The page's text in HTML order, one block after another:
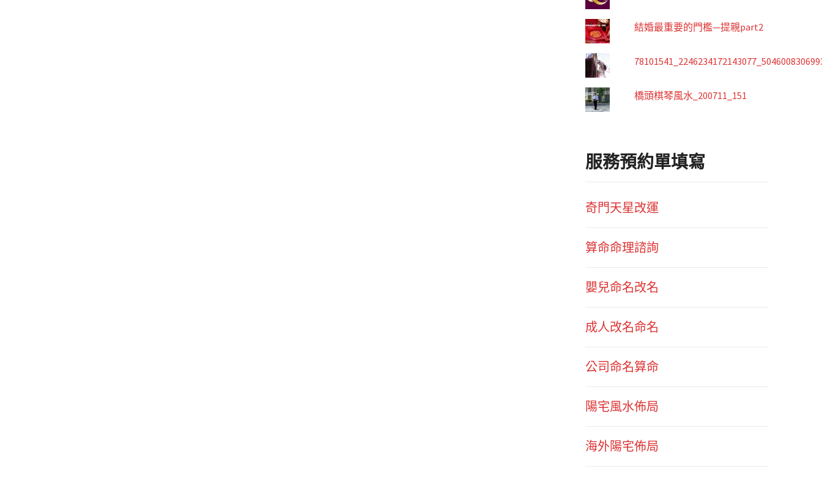
結婚最重要的門檻—提親part2
橋頭棋琴風水_200711_151
服務預約單填寫
奇門天星改運
算命命理諮詢
嬰兒命名改名
成人改名命名
公司命名算命
陽宅風水佈局
海外陽宅佈局